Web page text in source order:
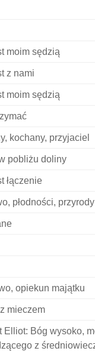
moim sędzią
z nami
moim sędzią
kochany, przyjaciel
pobliżu doliny
łączenie
płodności,
opiekun majątku
mieczem
Elliot: Bóg wysoko,
z